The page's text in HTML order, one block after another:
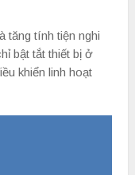
tăng tính tiện nghi
bật tắt thiết bị ở
khiển linh hoạt